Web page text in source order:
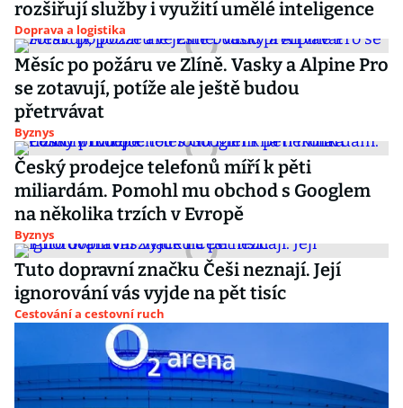
rozšiřují služby i využití umělé inteligence
Doprava a logistika
Měsíc po požáru ve Zlíně. Vasky a Alpine Pro
se zotavují, potíže ale ještě budou
přetrvávat
Byznys
Český prodejce telefonů míří k pěti
miliardám. Pomohl mu obchod s Googlem
na několika trzích v Evropě
Byznys
Tuto dopravní značku Češi neznají. Její
ignorování vás vyjde na pět tisíc
Cestování a cestovní ruch